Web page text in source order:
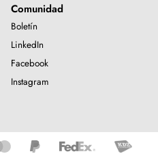
Comunidad
Boletín
LinkedIn
Facebook
Instagram